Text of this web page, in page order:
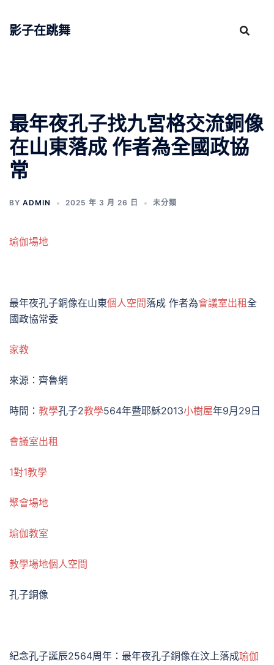
影子在跳舞
最年夜孔子找九宮格交流銅像
在山東落成 作者為全國政協
常
BY ADMIN 2025 年 3 月 26 日 未分類
瑜伽場地
最年夜孔子銅像在山東個人空間落成 作者為會議室出租全
國政協常委
家教
來源：齊魯網
時間： 教學孔子2教學564年暨耶穌2013小樹屋年9月29日
會議室出租
1對1教學
聚會場地
瑜伽教室
教學場地個人空間
孔子銅像
紀念孔子誕辰2564周年：最年夜孔子銅像在汶上落成瑜伽